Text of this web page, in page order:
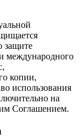
защите
международного
копии,
использования
на
Соглашением.